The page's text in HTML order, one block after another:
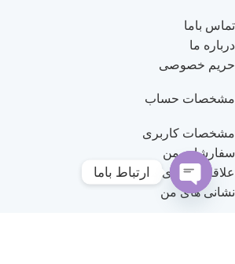
تماس باما
درباره ما
حریم خصوصی
مشخصات حساب
مشخصات کاربری
سفارشات من
علاقمندی های من
نشانی های من
ارتباط باما
Open